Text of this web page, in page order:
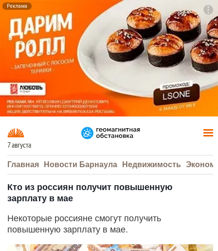
Реклама
7 августа
Главная Новости Барнаула Недвижимость
Кто из россиян получит повышенную
зарплату в мае
Некоторые россияне смогут получить
повышенную зарплату в мае.